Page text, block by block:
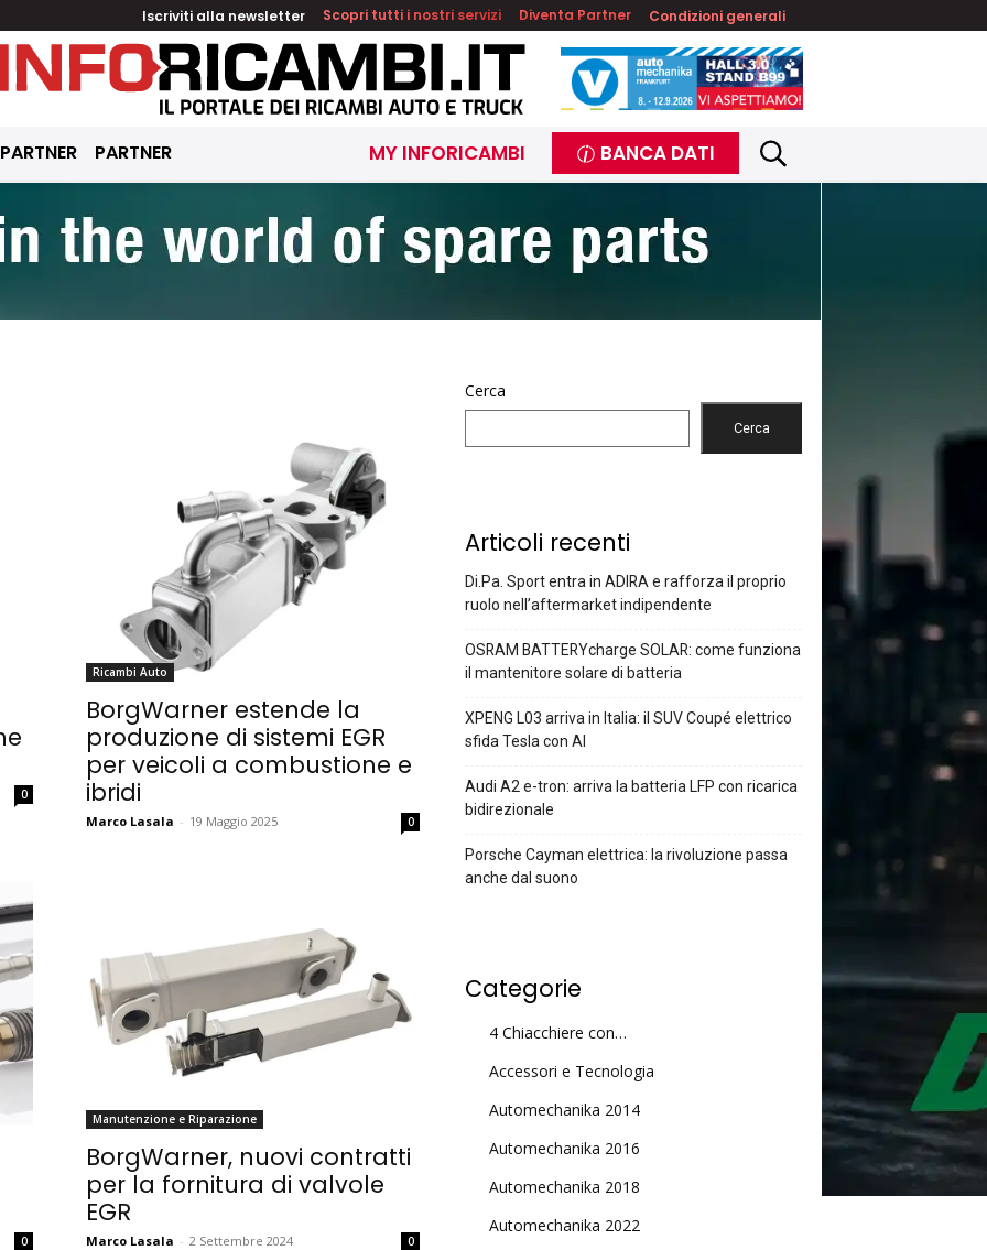
Iscriviti alla newsletter Scopri tutti i nostri servizi Diventa Partner Condizioni generali
PARTNER MY INFORICAMBI BANCA DATI
0
Ricambi Auto
BorgWarner estende la
produzione di sistemi EGR
per veicoli a combustione e
ibridi
Marco Lasala - 19 Maggio 2025 0
0
Manutenzione e Riparazione
BorgWarner, nuovi contratti
per la fornitura di valvole
EGR
Marco Lasala - 2 Settembre 2024 0
Cerca
Cerca
Articoli recenti
Di.Pa. Sport entra in ADIRA e rafforza il proprio
ruolo nell’aftermarket indipendente
OSRAM BATTERYcharge SOLAR: come funziona
il mantenitore solare di batteria
XPENG L03 arriva in Italia: il SUV Coupé elettrico
sfida Tesla con AI
Audi A2 e-tron: arriva la batteria LFP con ricarica
bidirezionale
Porsche Cayman elettrica: la rivoluzione passa
anche dal suono
Categorie
4 Chiacchiere con…
Accessori e Tecnologia
Automechanika 2014
Automechanika 2016
Automechanika 2018
Automechanika 2022